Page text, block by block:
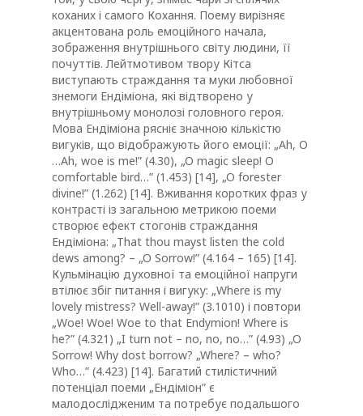
коханих і самого Кохання. Поему вирізняє
акцентована роль емоційного начала,
зображення внутрішнього світу людини, її
почуттів. Лейтмотивом твору Кітса
виступають страждання та муки любовної
знемоги Ендіміона, які відтворено у
внутрішньому монолозі головного героя.
Мова Ендіміона рясніє значною кількістю
вигуків, що відображують його емоції: „Ah, O
…Ah, woe is me!” (4.30), „O magic sleep! O
comfortable bird…” (1.453) [14], „O forester
divine!” (1.262) [14]. Вживання коротких фраз у
контрасті із загальною метрикою поеми
створює ефект стогонів страждання
Ендіміона: „That thou mayst listen the cold
dews among? – „O Sorrow!” (4.164 – 165) [14].
Кульмінацію духовної та емоційної напруги
втілює збіг питання і вигуку: „Where is my
lovely mistress? Well-away!” (3.1010) і повтори
„Woe! Woe! Woe to that Endymion! Where is
he?” (4.321) „I turn not – no, no, no…” (4.93) „O
Sorrow! Why dost borrow? „Where? – who?
Who…” (4.423) [14]. Багатий стилістичний
потенціал поеми „Ендіміон” є
малодослідженим та потребує подальшого